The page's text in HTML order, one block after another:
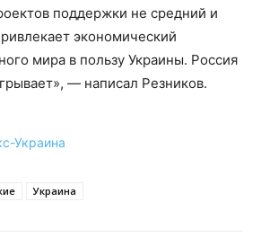
поддержки не средний и
экономический
мира в пользу Украины. Россия
— написал Резников.
Украина
Украина